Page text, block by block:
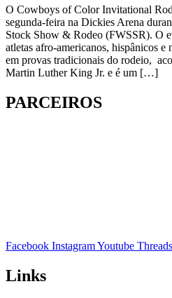
O Cowboys of Color Invitational
segunda-feira na Dickies Arena
Stock Show & Rodeo (FWSSR). O
atletas afro-americanos, hispânicos
em provas tradicionais do rodeio,
Martin Luther King Jr. e é um […]
PARCEIROS
Facebook InstagramYoutube Threads
Links